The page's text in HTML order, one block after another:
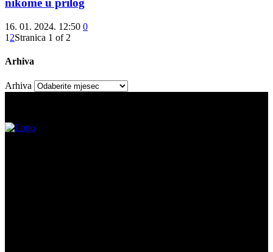
nikome u prilog
16. 01. 2024. 12:50 0
1 2Stranica 1 of 2
Arhiva
Arhiva